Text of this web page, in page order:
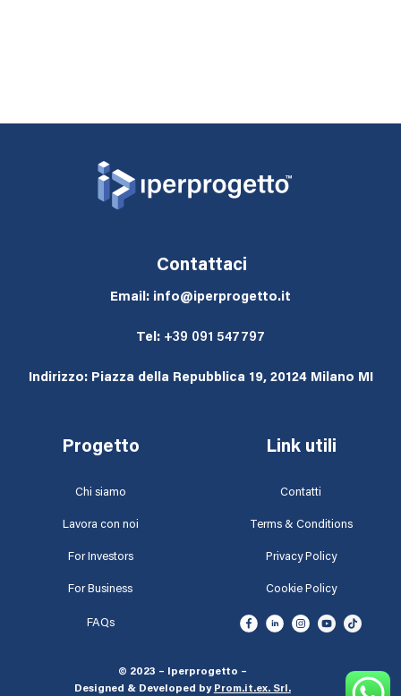
Contattaci
Email: info@iperprogetto.it
Tel: +39 091 547797
Indirizzo: Piazza della Repubblica 19, 20124 Milano MI
Progetto Link utili
Chi siamo Contatti
Lavora con noi Terms & Conditions
For Investors Privacy Policy
For Business Cookie Policy
FAQs
© 2023 – Iperprogetto –
Designed & Developed by Prom.it.ex. Srl .